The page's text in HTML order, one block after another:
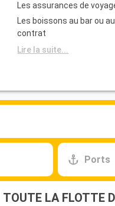
Les assurances de
Les boissons au bar ou
contrat
Lire la suite...
Ports
TOUTE LA FLOTTE